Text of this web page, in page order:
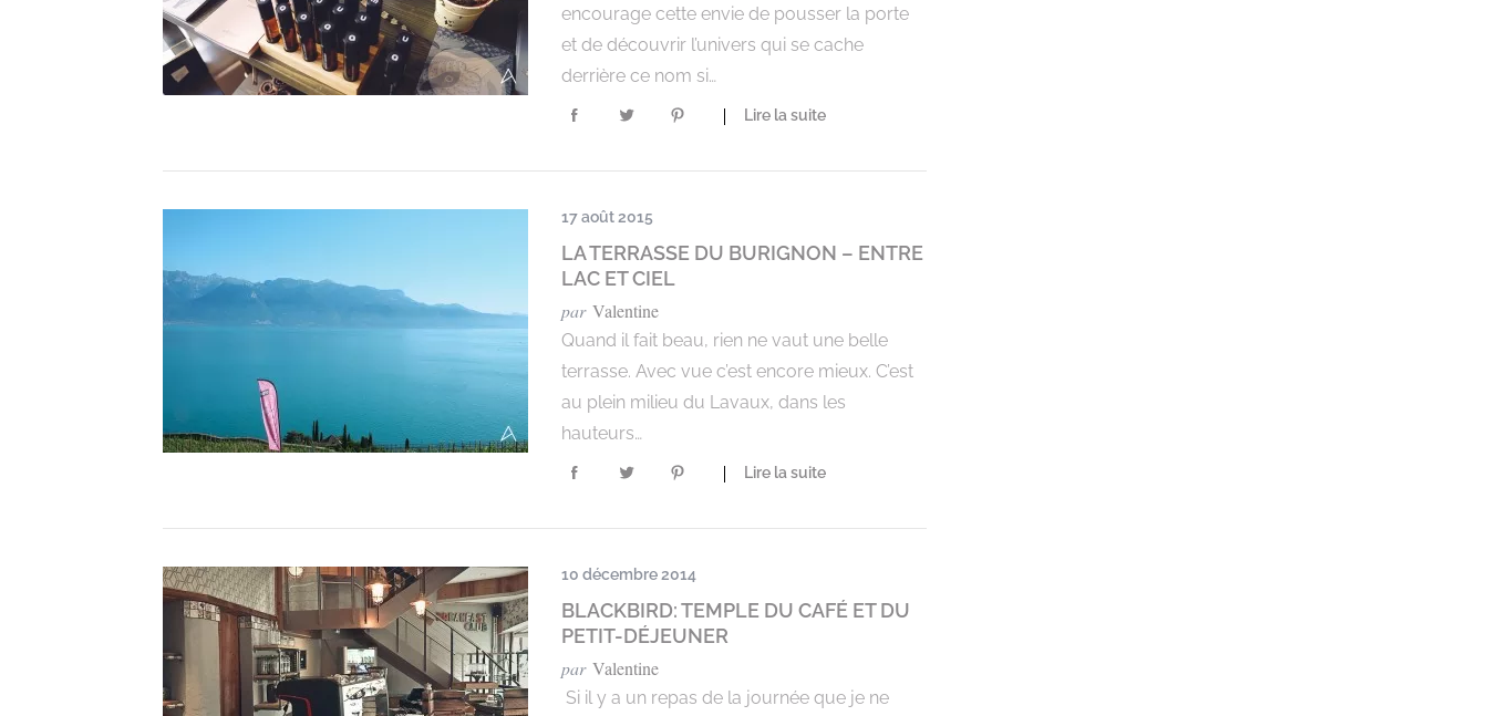
encourage cette envie de pousser la porte
et de découvrir l’univers qui se cache
derrière ce nom si…
Lire la suite
17 août 2015
LA TERRASSE DU BURIGNON – ENTRE
LAC ET CIEL
par Valentine
Quand il fait beau, rien ne vaut une belle
terrasse. Avec vue c’est encore mieux. C’est
au plein milieu du Lavaux, dans les
hauteurs…
Lire la suite
10 décembre 2014
BLACKBIRD: TEMPLE DU CAFÉ ET DU
PETIT-DÉJEUNER
par Valentine
Si il y a un repas de la journée que je ne